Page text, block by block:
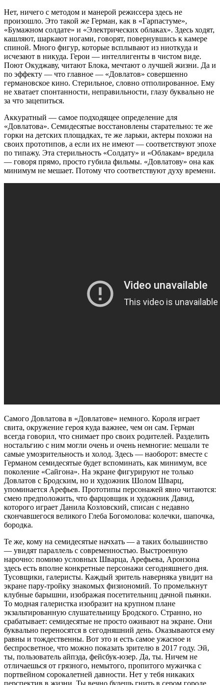
Нет, ничего с методом и манерой режиссера здесь не
произошло. Это такой же Герман, как в «Гарпастуме»,
«Бумажном солдате» и «Электрических облаках». Здесь ходят,
кашляют, шаркают ногами, говорят, повернувшись к камере
спиной. Много фигур, которые всплывают из ниоткуда и
исчезают в никуда. Герои — интеллигенты в чистом виде.
Поют Окуджаву, читают Блока, мечтают о лучшей жизни. Да и
по эффекту — что главное — «Довлатов» совершенно
германовское кино. Стерильное, словно отполированное. Ему
не хватает спонтанности, неправильности, глазу буквально не
за что зацепиться.
Аккуратный — самое подходящее определение для
«Довлатова». Семидесятые восстановлены старательно: те же
горки на детских площадках, те же ларьки, актеры похожи на
своих прототипов, а если их не имеют — соответствуют эпохе
по типажу. Эта стерильность «Солдату» и «Облакам» вредила
— говоря прямо, просто губила фильмы. «Довлатову» она как
минимум не мешает. Потому что соответствуют духу времени.
Самого Довлатова в «Довлатове» немного. Короля играет
свита, окружение героя куда важнее, чем он сам. Герман
всегда говорил, что снимает про своих родителей. Разделить
ностальгию с ним могли очень и очень немногие: мешали те
самые умозрительность и холод. Здесь — наоборот: вместе с
Германом семидесятые будет вспоминать, как минимум, все
поколение «Сайгона». На экране фигурируют не только
Довлатов с Бродским, но и художник Шолом Шварц,
упоминается Арефьев. Прототипы персонажей явно читаются:
смею предположить, что фарцовщик и художник Давид,
которого играет Данила Козловский, списан с недавно
скончавшегося великого Глеба Богомолова: колечки, шапочка,
бородка.
Те же, кому на семидесятые начхать — а таких большинство
— увидят параллель с современностью. Выстроенную
нарочно: помимо условных Шварца, Арефьева, Аронзона
здесь есть вполне конкретные персонажи сегодняшнего дня.
Тусовщики, галеристы. Каждый зритель наверняка увидит на
экране пару-тройку знакомых физиономий. То промелькнут
клубные барышни, изображая посетительниц дачной пьянки.
То модная галеристка изобразит на крупном плане
экзальтированную слушательницу Бродского. Странно, но
срабатывает: семидесятые не просто оживают на экране. Они
буквально переносятся в сегодняшний день. Оказываются ему
равны и тождественны. Вот это и есть самое ужасное и
беспросветное, что можно показать зрителю в 2017 году. Эй,
ты, пользователь айпэда, фейсбук-юзер. Да, ты. Ничем не
отличаешься от грязного, немытого, пропитого мужичка с
портвейном сорокалетней давности. Нет у тебя никаких
перспектив в жизни. Ты вечно будешь гнить в сером городе,